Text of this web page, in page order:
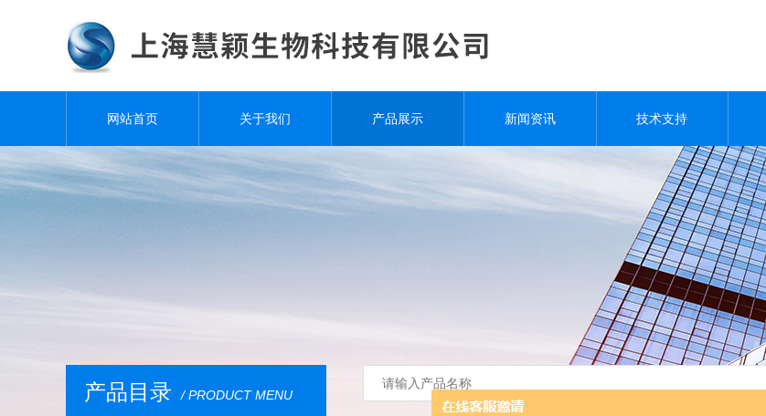
网站首页 关于我们 产品展示 新闻资讯 技术支持
产品目录 / PRODUCT MENU